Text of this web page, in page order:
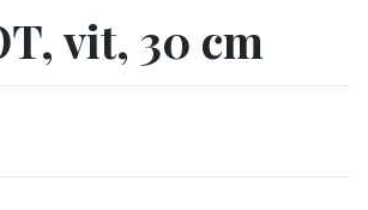
vit, 30 cm